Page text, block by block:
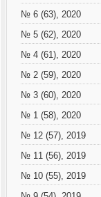
№ 6 (63), 2020
№ 5 (62), 2020
№ 4 (61), 2020
№ 2 (59), 2020
№ 3 (60), 2020
№ 1 (58), 2020
№ 12 (57), 2019
№ 11 (56), 2019
№ 10 (55), 2019